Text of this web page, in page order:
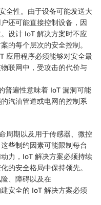
全性。由于设备可能发送大
还可能直接控制设备，因
设计 IoT 解决方案时不应
的每个层次的安全控制。
应用程序必须能够对安全最
联网中，受攻击的代价与
普遍性意味着 IoT 漏洞可能
汽油管道或电网的控制系
周期以及用于传感器、微控
些制约因素可能限制每台
力，IoT 解决方案必须持续
的安全格局中保持领先。
、障碍以及在
安全的 IoT 解决方案必须